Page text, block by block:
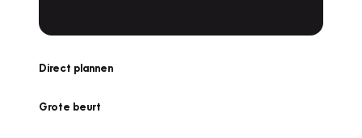
Direct plannen
Grote beurt